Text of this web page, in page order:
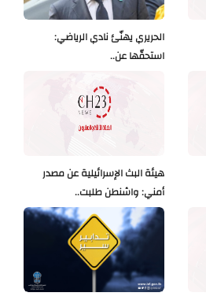
الحريري يهنّئ نادي الرياضي:
استحقّها عن..
هيئة البث الإسرائيلية عن مصدر
أمني: واشنطن طلبت..